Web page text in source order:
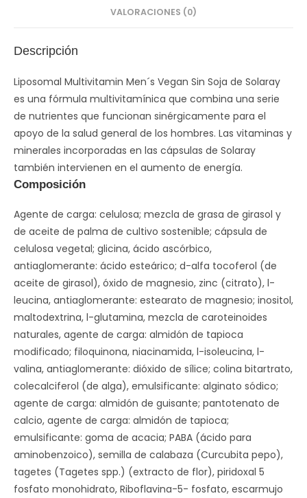
VALORACIONES (0)
Descripción
Liposomal Multivitamin Men´s Vegan Sin Soja de Solaray
es una fórmula multivitamínica que combina una serie
de nutrientes que funcionan sinérgicamente para el
apoyo de la salud general de los hombres. Las vitaminas y
minerales incorporadas en las cápsulas de Solaray
también intervienen en el aumento de energía.
Composición
Agente de carga: celulosa; mezcla de grasa de girasol y
de aceite de palma de cultivo sostenible; cápsula de
celulosa vegetal; glicina, ácido ascórbico,
antiaglomerante: ácido esteárico; d-alfa tocoferol (de
aceite de girasol), óxido de magnesio, zinc (citrato), l-
leucina, antiaglomerante: estearato de magnesio; inositol,
maltodextrina, l-glutamina, mezcla de caroteinoides
naturales, agente de carga: almidón de tapioca
modificado; filoquinona, niacinamida, l-isoleucina, l-
valina, antiaglomerante: dióxido de sílice; colina bitartrato,
colecalciferol (de alga), emulsificante: alginato sódico;
agente de carga: almidón de guisante; pantotenato de
calcio, agente de carga: almidón de tapioca;
emulsificante: goma de acacia; PABA (ácido para
aminobenzoico), semilla de calabaza (Curcubita pepo),
tagetes (Tagetes spp.) (extracto de flor), piridoxal 5
fosfato monohidrato, Riboflavina-5- fosfato, escarmujo